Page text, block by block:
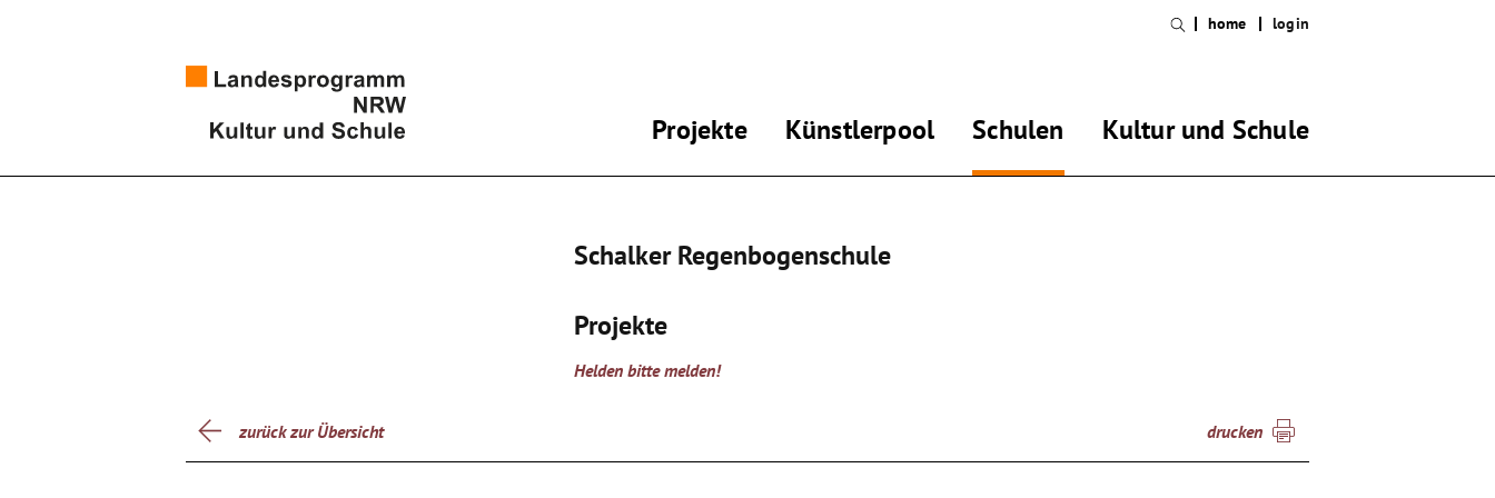
Projekte Künstlerpool Schulen Kultur und Schule
home login
Schalker Regenbogenschule
Projekte
Helden bitte melden!
zurück zur Übersicht drucken